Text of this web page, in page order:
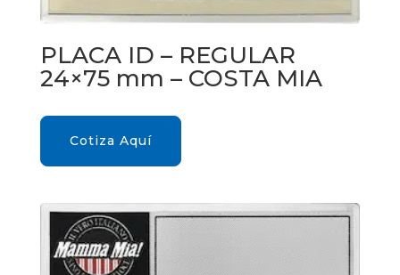
PLACA ID – REGULAR
24×75 mm – COSTA MIA
Cotiza Aquí